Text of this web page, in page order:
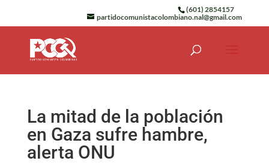
(601) 2854157
partidocomunistacolombiano.nal@gmail.com
La mitad de la población
en Gaza sufre hambre,
alerta ONU